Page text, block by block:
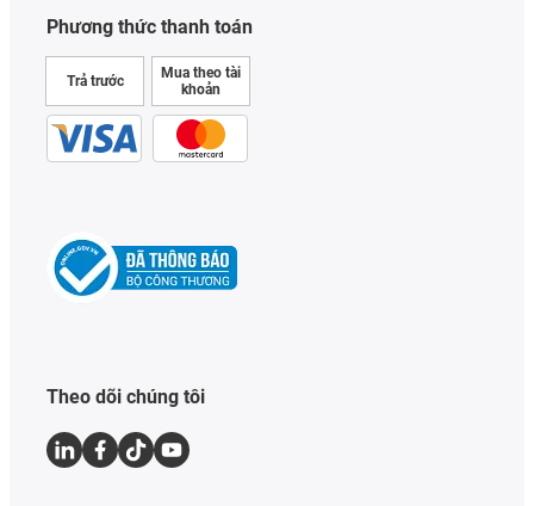
Phương thức thanh toán
Trả trước
Mua theo tài
khoản
Theo dõi chúng tôi